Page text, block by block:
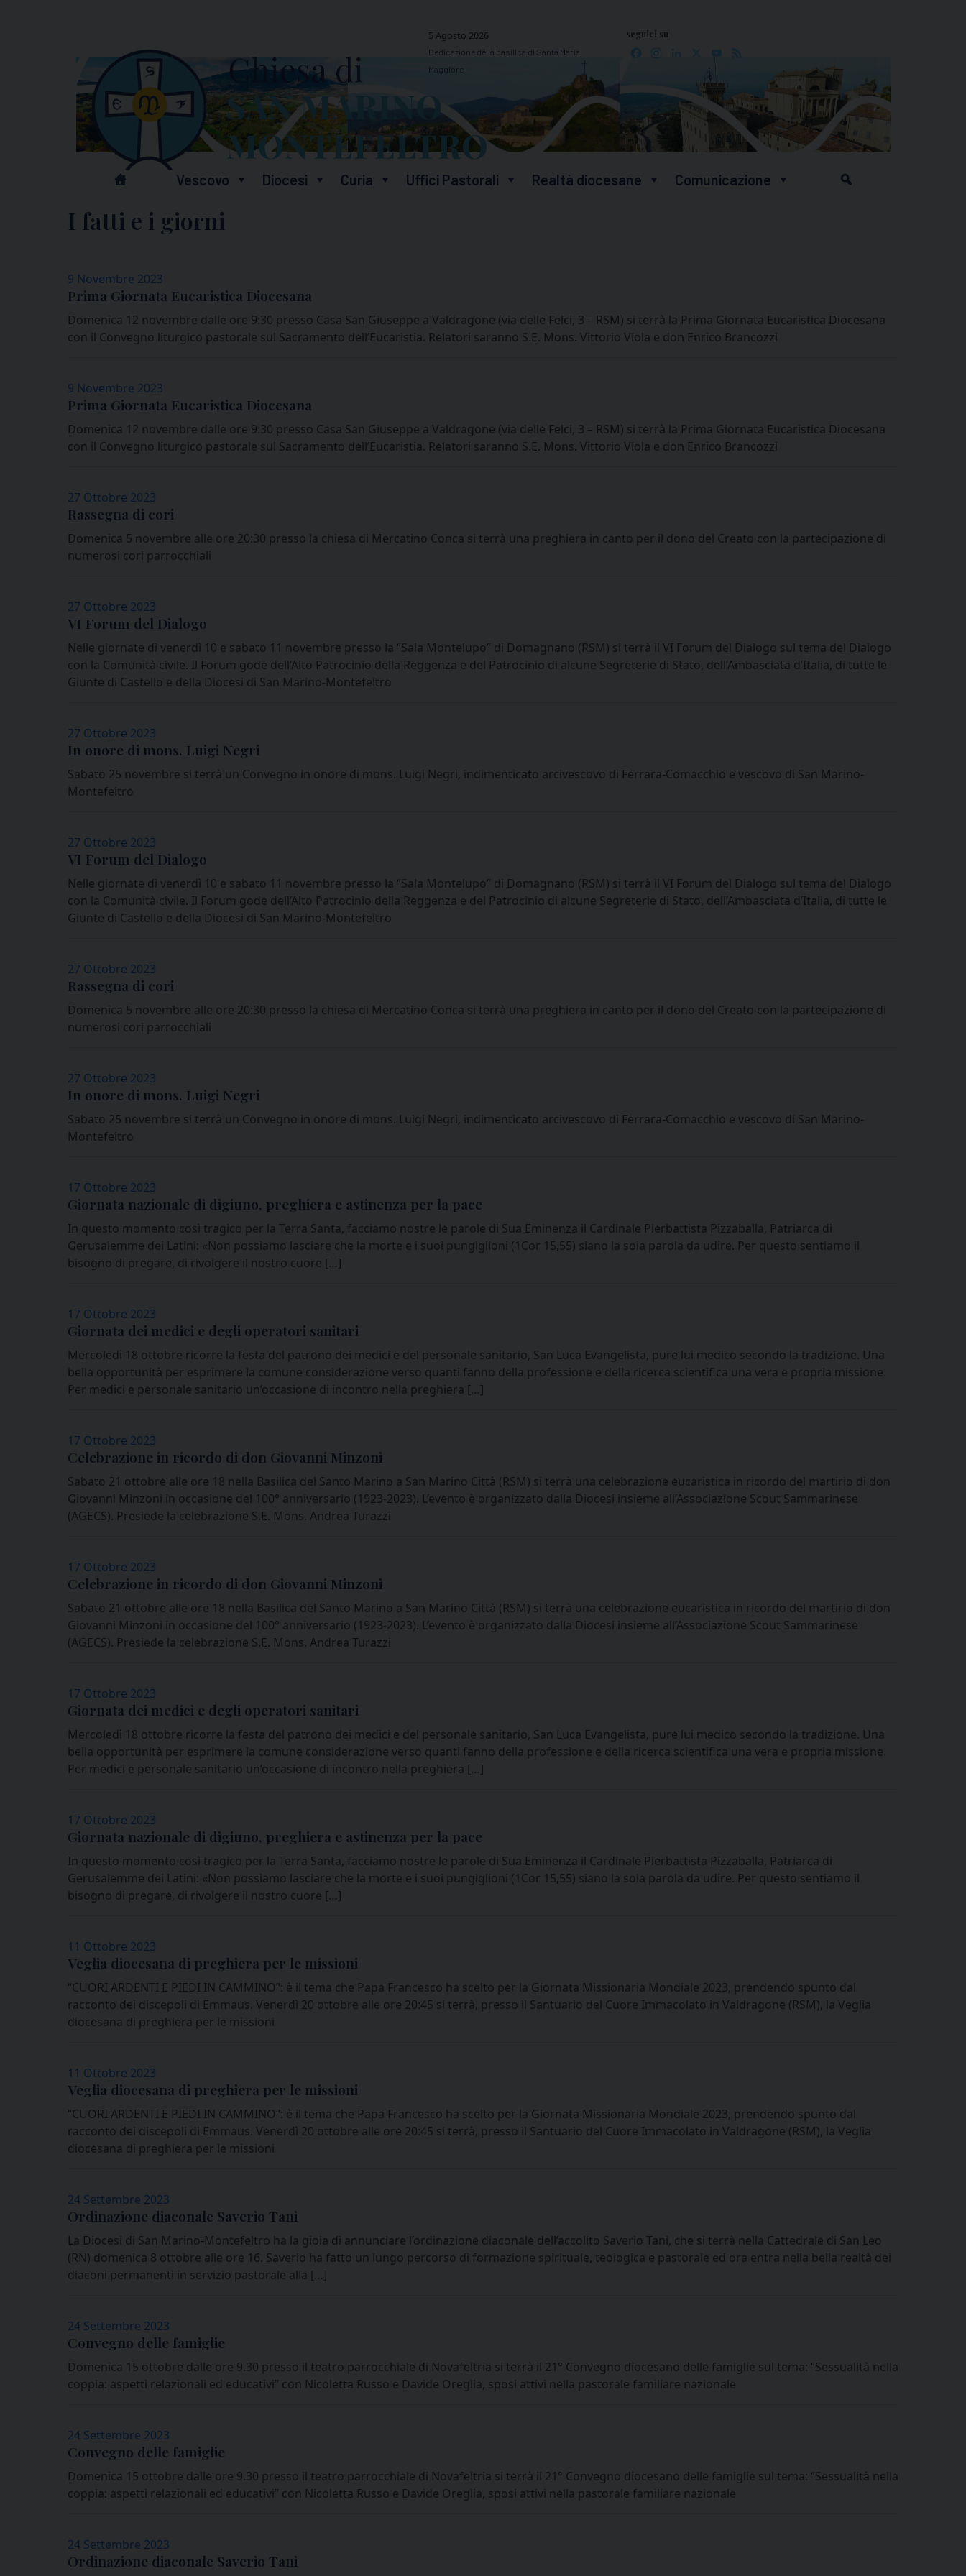
5 Agosto 2026
Dedicazione della basilica di Santa Maria
Maggiore
seguici su
Facebook
Instagram
LinkedIn YouTube
Vescovo Diocesi Curia Uffici Pastorali Realtà diocesane Comunicazione
I fatti e i giorni
9 Novembre 2023
Prima Giornata Eucaristica Diocesana
Domenica 12 novembre dalle ore 9:30 presso Casa San Giuseppe a Valdragone (via delle Felci, 3 – RSM) si terrà la Prima Giornata Eucaristica Diocesana
con il Convegno liturgico pastorale sul Sacramento dell’Eucaristia. Relatori saranno S.E. Mons. Vittorio Viola e don Enrico Brancozzi
9 Novembre 2023
Prima Giornata Eucaristica Diocesana
Domenica 12 novembre dalle ore 9:30 presso Casa San Giuseppe a Valdragone (via delle Felci, 3 – RSM) si terrà la Prima Giornata Eucaristica Diocesana
con il Convegno liturgico pastorale sul Sacramento dell’Eucaristia. Relatori saranno S.E. Mons. Vittorio Viola e don Enrico Brancozzi
27 Ottobre 2023
Rassegna di cori
Domenica 5 novembre alle ore 20:30 presso la chiesa di Mercatino Conca si terrà una preghiera in canto per il dono del Creato con la partecipazione di
numerosi cori parrocchiali
27 Ottobre 2023
VI Forum del Dialogo
Nelle giornate di venerdì 10 e sabato 11 novembre presso la “Sala Montelupo” di Domagnano (RSM) si terrà il VI Forum del Dialogo sul tema del Dialogo
con la Comunità civile. Il Forum gode dell’Alto Patrocinio della Reggenza e del Patrocinio di alcune Segreterie di Stato, dell’Ambasciata d’Italia, di tutte le
Giunte di Castello e della Diocesi di San Marino-Montefeltro
27 Ottobre 2023
In onore di mons. Luigi Negri
Sabato 25 novembre si terrà un Convegno in onore di mons. Luigi Negri, indimenticato arcivescovo di Ferrara-Comacchio e vescovo di San Marino-
Montefeltro
27 Ottobre 2023
VI Forum del Dialogo
Nelle giornate di venerdì 10 e sabato 11 novembre presso la “Sala Montelupo” di Domagnano (RSM) si terrà il VI Forum del Dialogo sul tema del Dialogo
con la Comunità civile. Il Forum gode dell’Alto Patrocinio della Reggenza e del Patrocinio di alcune Segreterie di Stato, dell’Ambasciata d’Italia, di tutte le
Giunte di Castello e della Diocesi di San Marino-Montefeltro
27 Ottobre 2023
Rassegna di cori
Domenica 5 novembre alle ore 20:30 presso la chiesa di Mercatino Conca si terrà una preghiera in canto per il dono del Creato con la partecipazione di
numerosi cori parrocchiali
27 Ottobre 2023
In onore di mons. Luigi Negri
Sabato 25 novembre si terrà un Convegno in onore di mons. Luigi Negri, indimenticato arcivescovo di Ferrara-Comacchio e vescovo di San Marino-
Montefeltro
17 Ottobre 2023
Giornata nazionale di digiuno, preghiera e astinenza per la pace
In questo momento così tragico per la Terra Santa, facciamo nostre le parole di Sua Eminenza il Cardinale Pierbattista Pizzaballa, Patriarca di
Gerusalemme dei Latini: «Non possiamo lasciare che la morte e i suoi pungiglioni (1Cor 15,55) siano la sola parola da udire. Per questo sentiamo il
bisogno di pregare, di rivolgere il nostro cuore […]
17 Ottobre 2023
Giornata dei medici e degli operatori sanitari
Mercoledì 18 ottobre ricorre la festa del patrono dei medici e del personale sanitario, San Luca Evangelista, pure lui medico secondo la tradizione. Una
bella opportunità per esprimere la comune considerazione verso quanti fanno della professione e della ricerca scientifica una vera e propria missione.
Per medici e personale sanitario un’occasione di incontro nella preghiera […]
17 Ottobre 2023
Celebrazione in ricordo di don Giovanni Minzoni
Sabato 21 ottobre alle ore 18 nella Basilica del Santo Marino a San Marino Città (RSM) si terrà una celebrazione eucaristica in ricordo del martirio di don
Giovanni Minzoni in occasione del 100° anniversario (1923-2023). L’evento è organizzato dalla Diocesi insieme all’Associazione Scout Sammarinese
(AGECS). Presiede la celebrazione S.E. Mons. Andrea Turazzi
17 Ottobre 2023
Celebrazione in ricordo di don Giovanni Minzoni
Sabato 21 ottobre alle ore 18 nella Basilica del Santo Marino a San Marino Città (RSM) si terrà una celebrazione eucaristica in ricordo del martirio di don
Giovanni Minzoni in occasione del 100° anniversario (1923-2023). L’evento è organizzato dalla Diocesi insieme all’Associazione Scout Sammarinese
(AGECS). Presiede la celebrazione S.E. Mons. Andrea Turazzi
17 Ottobre 2023
Giornata dei medici e degli operatori sanitari
Mercoledì 18 ottobre ricorre la festa del patrono dei medici e del personale sanitario, San Luca Evangelista, pure lui medico secondo la tradizione. Una
bella opportunità per esprimere la comune considerazione verso quanti fanno della professione e della ricerca scientifica una vera e propria missione.
Per medici e personale sanitario un’occasione di incontro nella preghiera […]
17 Ottobre 2023
Giornata nazionale di digiuno, preghiera e astinenza per la pace
In questo momento così tragico per la Terra Santa, facciamo nostre le parole di Sua Eminenza il Cardinale Pierbattista Pizzaballa, Patriarca di
Gerusalemme dei Latini: «Non possiamo lasciare che la morte e i suoi pungiglioni (1Cor 15,55) siano la sola parola da udire. Per questo sentiamo il
bisogno di pregare, di rivolgere il nostro cuore […]
11 Ottobre 2023
Veglia diocesana di preghiera per le missioni
“CUORI ARDENTI E PIEDI IN CAMMINO”: è il tema che Papa Francesco ha scelto per la Giornata Missionaria Mondiale 2023, prendendo spunto dal
racconto dei discepoli di Emmaus. Venerdì 20 ottobre alle ore 20:45 si terrà, presso il Santuario del Cuore Immacolato in Valdragone (RSM), la Veglia
diocesana di preghiera per le missioni
11 Ottobre 2023
Veglia diocesana di preghiera per le missioni
“CUORI ARDENTI E PIEDI IN CAMMINO”: è il tema che Papa Francesco ha scelto per la Giornata Missionaria Mondiale 2023, prendendo spunto dal
racconto dei discepoli di Emmaus. Venerdì 20 ottobre alle ore 20:45 si terrà, presso il Santuario del Cuore Immacolato in Valdragone (RSM), la Veglia
diocesana di preghiera per le missioni
24 Settembre 2023
Ordinazione diaconale Saverio Tani
La Diocesi di San Marino-Montefeltro ha la gioia di annunciare l’ordinazione diaconale dell’accolito Saverio Tani, che si terrà nella Cattedrale di San Leo
(RN) domenica 8 ottobre alle ore 16. Saverio ha fatto un lungo percorso di formazione spirituale, teologica e pastorale ed ora entra nella bella realtà dei
diaconi permanenti in servizio pastorale alla […]
24 Settembre 2023
Convegno delle famiglie
Domenica 15 ottobre dalle ore 9.30 presso il teatro parrocchiale di Novafeltria si terrà il 21° Convegno diocesano delle famiglie sul tema: “Sessualità nella
coppia: aspetti relazionali ed educativi” con Nicoletta Russo e Davide Oreglia, sposi attivi nella pastorale familiare nazionale
24 Settembre 2023
Convegno delle famiglie
Domenica 15 ottobre dalle ore 9.30 presso il teatro parrocchiale di Novafeltria si terrà il 21° Convegno diocesano delle famiglie sul tema: “Sessualità nella
coppia: aspetti relazionali ed educativi” con Nicoletta Russo e Davide Oreglia, sposi attivi nella pastorale familiare nazionale
24 Settembre 2023
Ordinazione diaconale Saverio Tani